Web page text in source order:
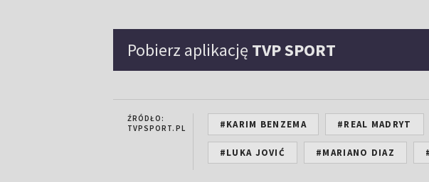
Pobierz aplikację TVP SPORT
ŹRÓDŁO:
TVPSPORT.PL
#KARIM BENZEMA #REAL MADRYT
#LUKA JOVIĆ #MARIANO DIAZ